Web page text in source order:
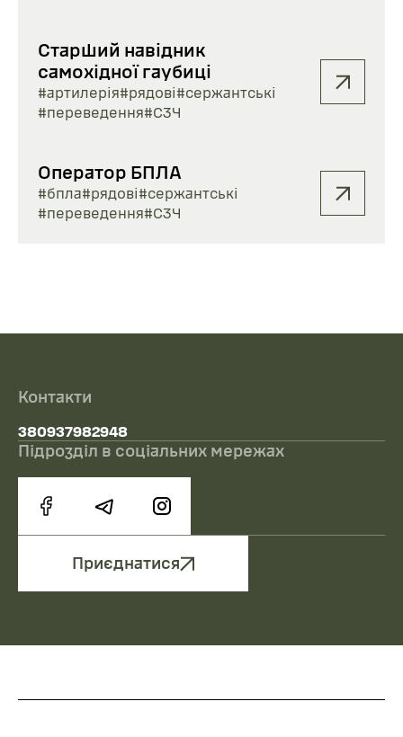
Старший навідник
самохідної гаубиці
#артилерія#рядові#сержантські
#переведення#СЗЧ
Оператор БПЛА
#бпла#рядові#сержантські
#переведення#СЗЧ
Контакти
380937982948
Підрозділ в соціальних мережах
Приєднатися